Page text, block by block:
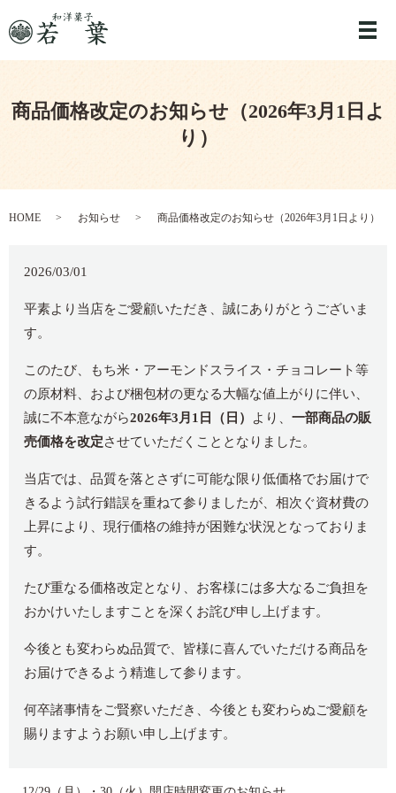
メ
商品価格改定のお知らせ（2026年3月1日よ
り）
HOME お知らせ 商品価格改定のお知らせ（2026年3月1日より）
2026/03/01
平素より当店をご愛顧いただき、誠にありがとうございま
す。
このたび、もち米・アーモンドスライス・チョコレート等
の原材料、および梱包材の更なる大幅な値上がりに伴い、
誠に不本意ながら2026年3月1日（日） より、一部商品の販
売価格を改定させていただくこととなりました。
当店では、品質を落とさずに可能な限り低価格でお届けで
きるよう試行錯誤を重ねて参りましたが、相次ぐ資材費の
上昇により、現行価格の維持が困難な状況となっておりま
す。
たび重なる価格改定となり、お客様には多大なるご負担を
おかけいたしますことを深くお詫び申し上げます。
今後とも変わらぬ品質で、皆様に喜んでいただける商品を
お届けできるよう精進して参ります。
何卒諸事情をご賢察いただき、今後とも変わらぬご愛顧を
賜りますようお願い申し上げます。